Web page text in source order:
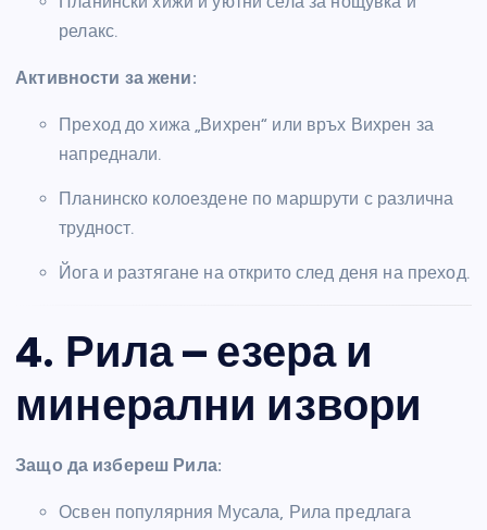
релакс.
Активности за жени:
Преход до хижа „Вихрен“ или връх Вихрен за
напреднали.
Планинско колоездене по маршрути с различна
трудност.
Йога и разтягане на открито след деня на преход.
4. Рила – езера и
минерални извори
Защо да избереш Рила:
Освен популярния Мусала, Рила предлага